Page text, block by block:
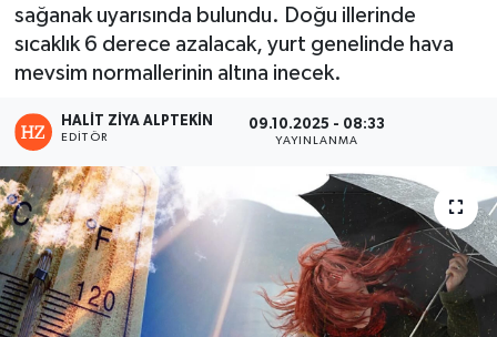
sağanak uyarısında bulundu. Doğu illerinde
sıcaklık 6 derece azalacak, yurt genelinde hava
mevsim normallerinin altına inecek.
HALIT ZIYA ALPTEKIN
EDITÖR
09.10.2025 - 08:33
YAYINLANMA
KRİPTO
PİYASALAR
SAVUNMA
Tüm Manşetler
Haber Arşivi